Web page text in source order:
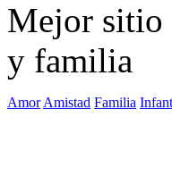
Mejor sitio
y familia
Amor Amistad Familia